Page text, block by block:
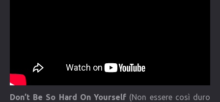
Don’t Be So Hard On Yourself (Non essere così duro